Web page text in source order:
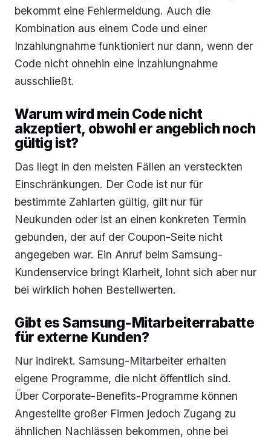
bekommt eine Fehlermeldung. Auch die
Kombination aus einem Code und einer
Inzahlungnahme funktioniert nur dann, wenn der
Code nicht ohnehin eine Inzahlungnahme
ausschließt.
Warum wird mein Code nicht
akzeptiert, obwohl er angeblich noch
gültig ist?
Das liegt in den meisten Fällen an versteckten
Einschränkungen. Der Code ist nur für
bestimmte Zahlarten gültig, gilt nur für
Neukunden oder ist an einen konkreten Termin
gebunden, der auf der Coupon-Seite nicht
angegeben war. Ein Anruf beim Samsung-
Kundenservice bringt Klarheit, lohnt sich aber nur
bei wirklich hohen Bestellwerten.
Gibt es Samsung-Mitarbeiterrabatte
für externe Kunden?
Nur indirekt. Samsung-Mitarbeiter erhalten
eigene Programme, die nicht öffentlich sind.
Über Corporate-Benefits-Programme können
Angestellte großer Firmen jedoch Zugang zu
ähnlichen Nachlässen bekommen, ohne bei